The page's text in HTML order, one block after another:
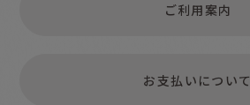
ご利用案内
お支払いについて